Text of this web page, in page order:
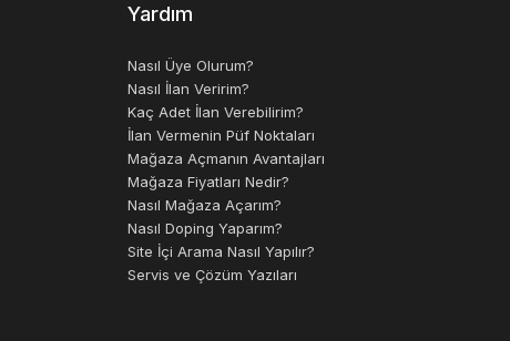
Yardım
Nasıl Üye Olurum?
Nasıl İlan Veririm?
Kaç Adet İlan Verebilirim?
İlan Vermenin Püf Noktaları
Mağaza Açmanın Avantajları
Mağaza Fiyatları Nedir?
Nasıl Mağaza Açarım?
Nasıl Doping Yaparım?
Site İçi Arama Nasıl Yapılır?
Servis ve Çözüm Yazıları